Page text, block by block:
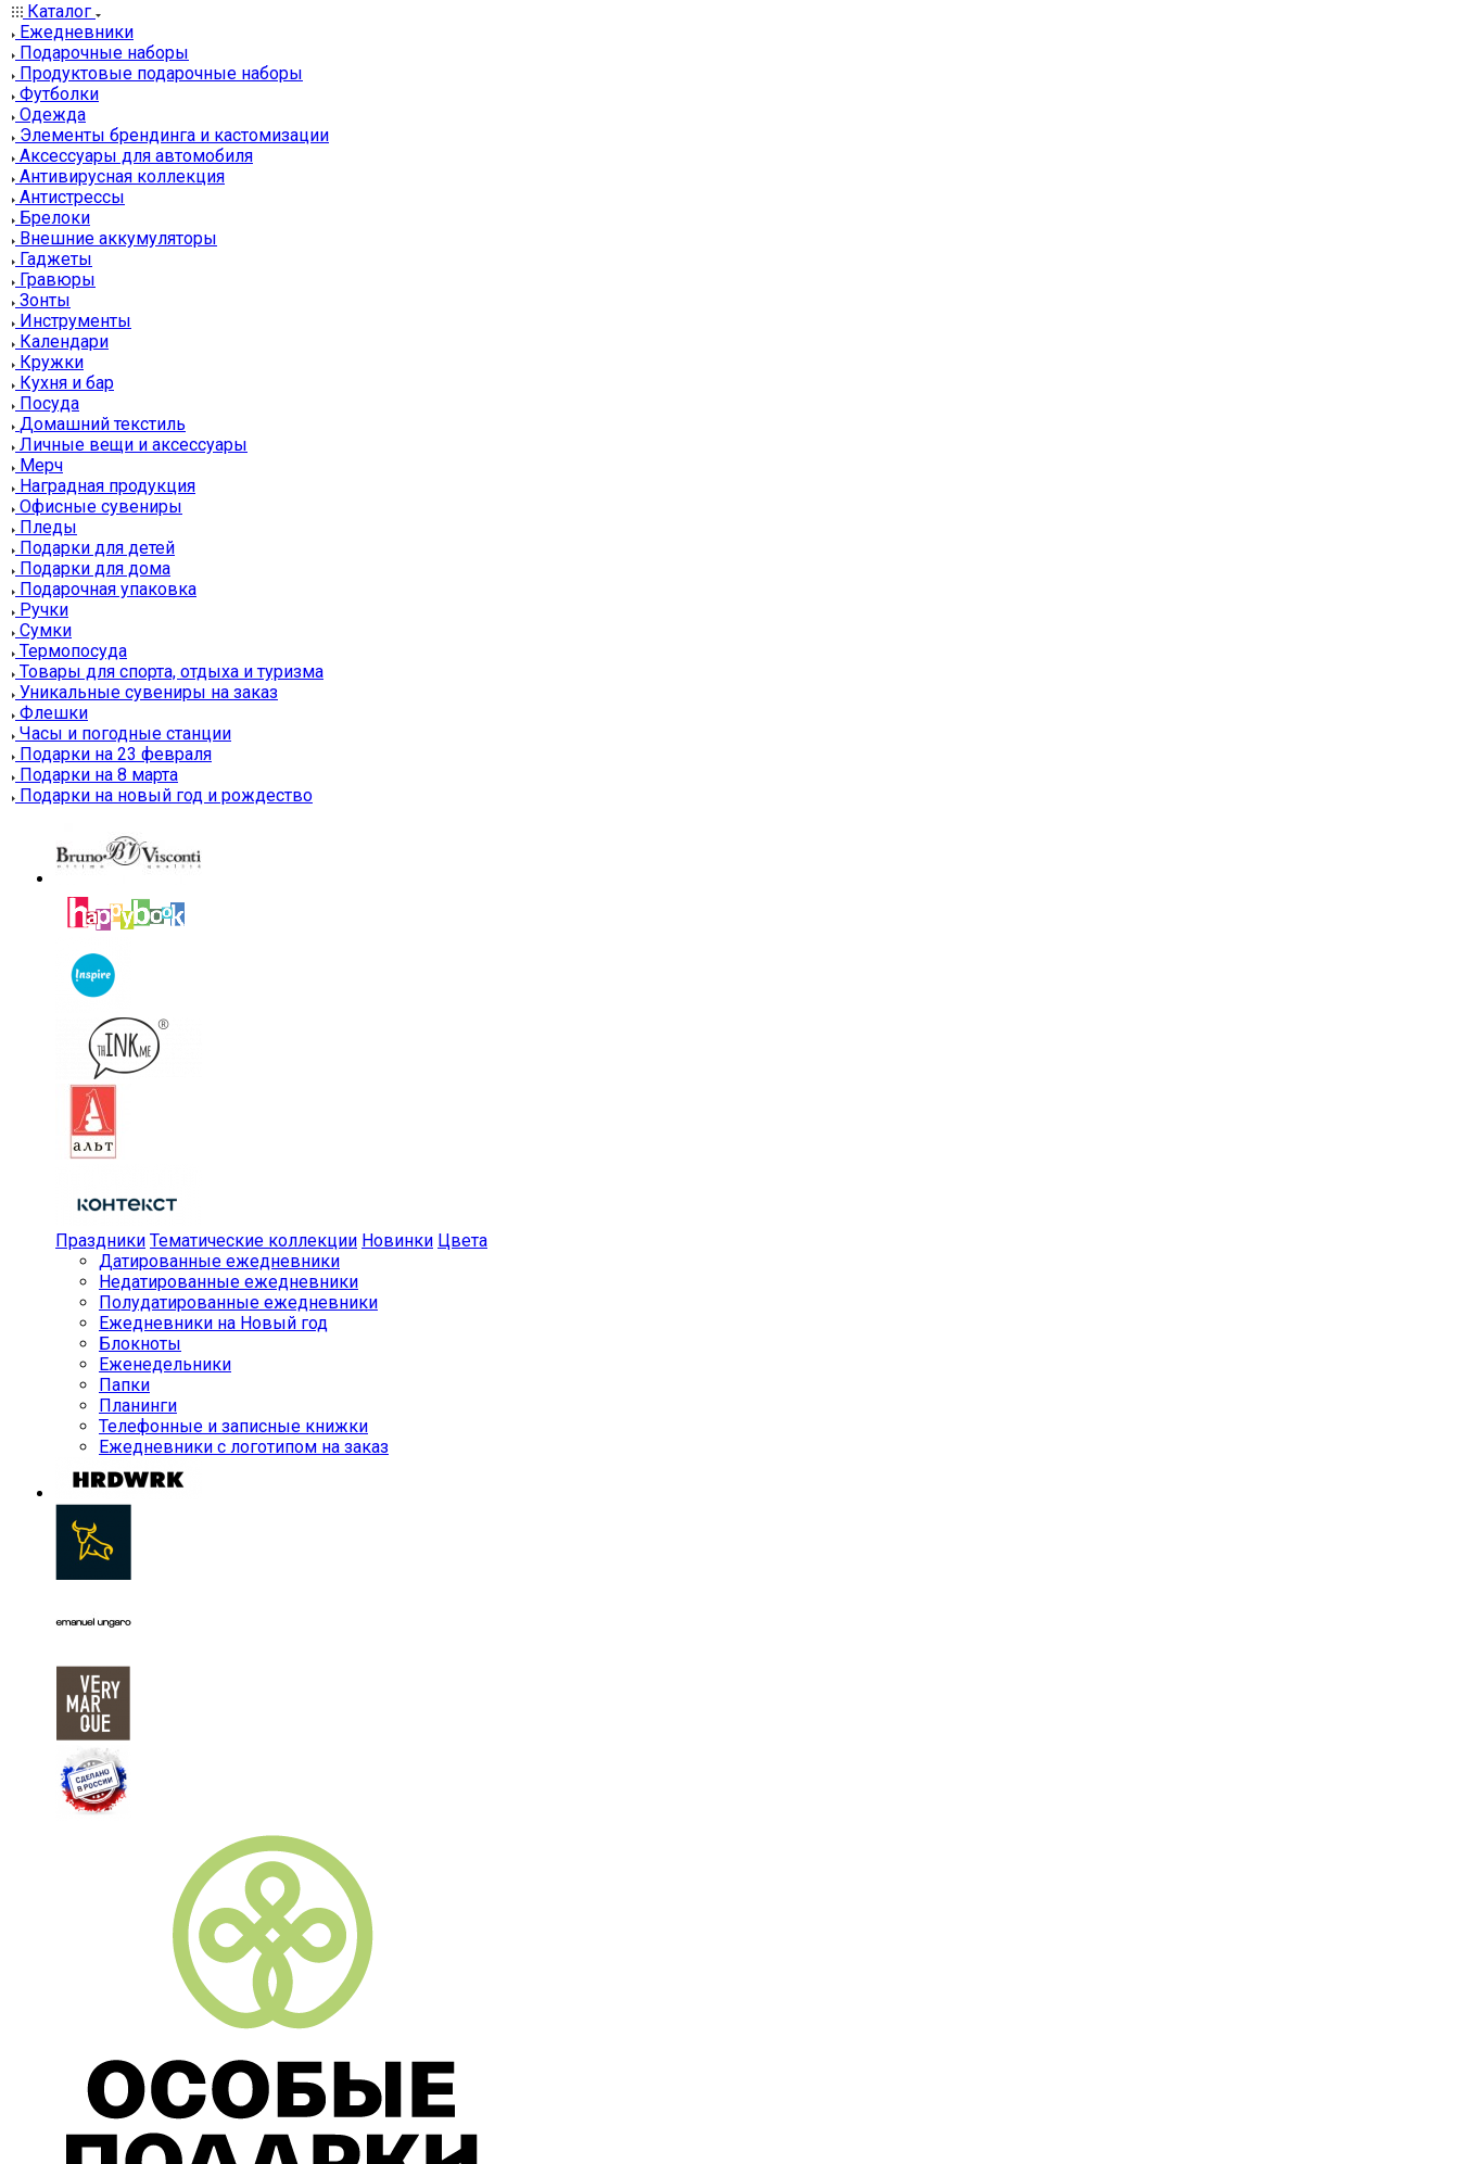
Каталог
Ежедневники
Подарочные наборы
Продуктовые подарочные наборы
Футболки
Одежда
Элементы брендинга и кастомизации
Аксессуары для автомобиля
Антивирусная коллекция
Антистрессы
Брелоки
Внешние аккумуляторы
Гаджеты
Гравюры
Зонты
Инструменты
Календари
Кружки
Кухня и бар
Посуда
Домашний текстиль
Личные вещи и аксессуары
Мерч
Наградная продукция
Офисные сувениры
Пледы
Подарки для детей
Подарки для дома
Подарочная упаковка
Ручки
Сумки
Термопосуда
Товары для спорта, отдыха и туризма
Уникальные сувениры на заказ
Флешки
Часы и погодные станции
Подарки на 23 февраля
Подарки на 8 марта
Подарки на новый год и рождество
Праздники Тематические коллекции Новинки Цвета
Датированные ежедневники
Недатированные ежедневники
Полудатированные ежедневники
Ежедневники на Новый год
Блокноты
Еженедельники
Папки
Планинги
Телефонные и записные книжки
Ежедневники с логотипом на заказ